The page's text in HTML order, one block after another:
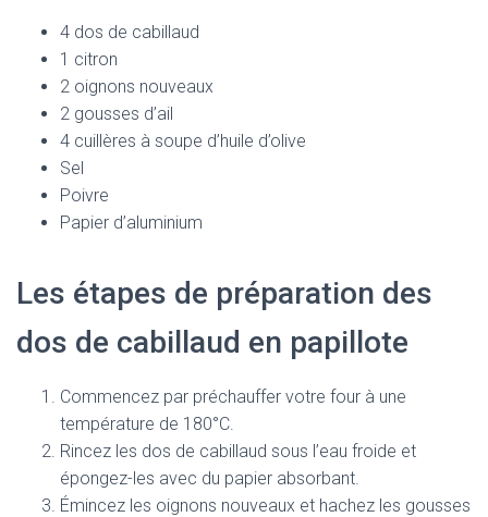
4 dos de cabillaud
1 citron
2 oignons nouveaux
2 gousses d’ail
4 cuillères à soupe d’huile d’olive
Sel
Poivre
Papier d’aluminium
Les étapes de préparation des
dos de cabillaud en papillote
Commencez par préchauffer votre four à une
température de 180°C.
Rincez les dos de cabillaud sous l’eau froide et
épongez-les avec du papier absorbant.
Émincez les oignons nouveaux et hachez les gousses